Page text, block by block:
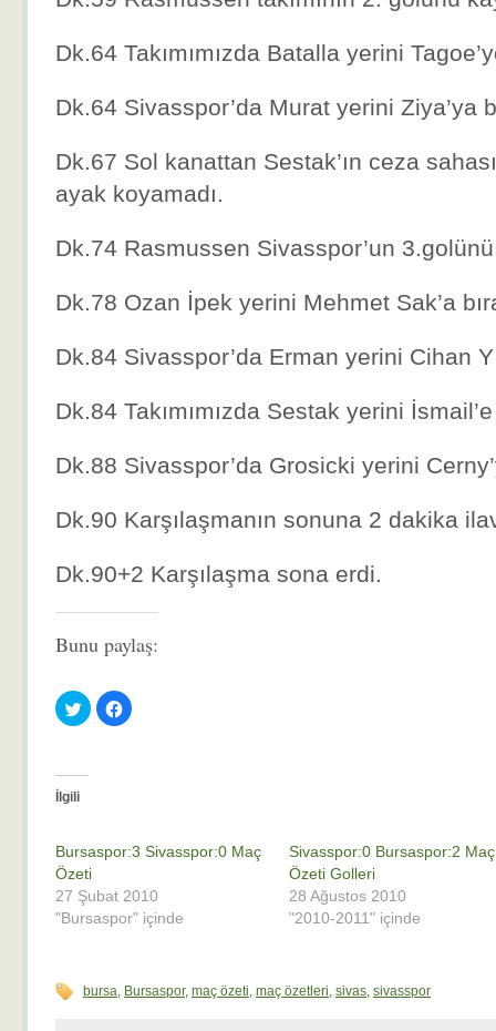
Dk.64 Takımımızda Batalla yerini
Dk.64 Sivasspor’da Murat yerini Ziya’ya
Dk.67 Sol kanattan Sestak’ın ceza
ayak koyamadı.
Dk.74 Rasmussen Sivasspor’un
Dk.78 Ozan İpek yerini Mehmet Sak’a
Dk.84 Sivasspor’da Erman yerini Cihan
Dk.84 Takımımızda Sestak yerini İsmail’e
Dk.88 Sivasspor’da Grosicki yerini
Dk.90 Karşılaşmanın sonuna 2 dakika
Dk.90+2 Karşılaşma sona erdi.
Bunu paylaş:
Twitter
üzerinde
paylaşmak
(Yeni
Facebook'ta
paylaşmak
İlgili
Bursaspor:3 Sivasspor:0 Maç
Özeti
27 Şubat 2010
"Bursaspor" içinde
Sivasspor:0 Bursaspor:2 Maç
Özeti Golleri
28 Ağustos 2010
"2010-2011" içinde
bursa, Bursaspor, maç özeti, maç özetleri, sivas, sivasspor